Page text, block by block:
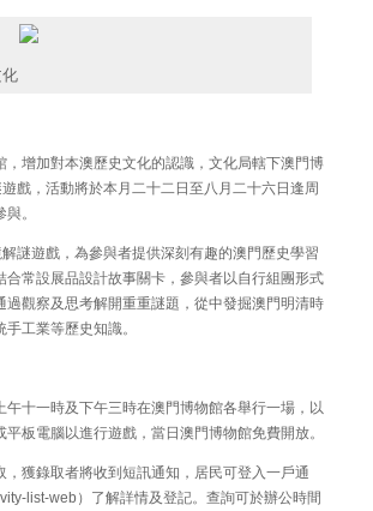
增加對本澳歷史文化的認識，文化局轄下澳門博
戲，活動將於本月二十二日至八月二十六日逢周
。
謎遊戲，為參與者提供深刻有趣的澳門歷史學習
常設展品設計故事關卡，參與者以自行組團形式
過觀察及思考解開重重謎題，從中發掘澳門明清時
工業等歷史知識。
十一時及下午三時在澳門博物館各舉行一場，以
板電腦以進行遊戲，當日澳門博物館免費開放。
獲錄取者將收到短訊通知，居民可登入一戶通
list-web）了解詳情及登記。查詢可於辦公時間